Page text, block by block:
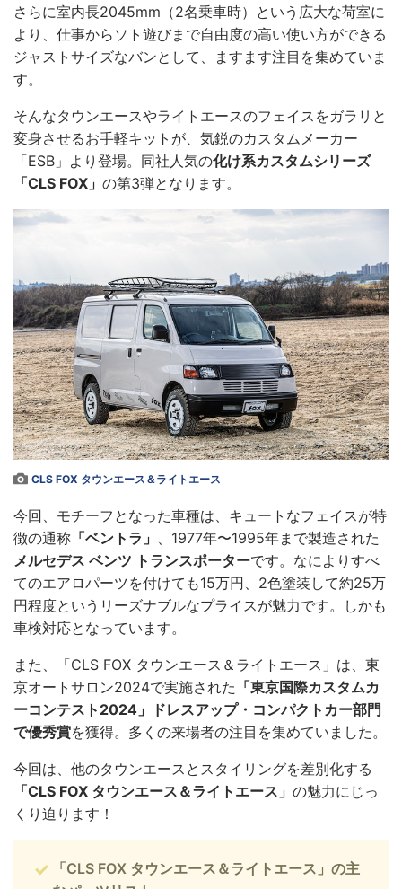
さらに室内長2045mm（2名乗車時）という広大な荷室に
より、仕事からソト遊びまで自由度の高い使い方ができる
ジャストサイズなバンとして、ますます注目を集めていま
す。
そんなタウンエースやライトエースのフェイスをガラリと
変身させるお手軽キットが、気鋭のカスタムメーカー
「ESB」より登場。同社人気の化け系カスタムシリーズ
「CLS FOX」 の第3弾となります。
CLS FOX タウンエース＆ライトエース
今回、モチーフとなった車種は、キュートなフェイスが特
徴の通称 「ベントラ」
、1977年〜1995年まで製造された
メルセデス ベンツ トランスポーターです。なによりすべ
てのエアロパーツを付けても15万円、2色塗装して約25万
円程度というリーズナブルなプライスが魅力です。しかも
車検対応となっています。
また、「CLS FOX タウンエース＆ライトエース」は、東
京オートサロン2024で実施された 「東京国際カスタムカ
ーコンテスト2024」ドレスアップ・コンパクトカー部門
で優秀賞を獲得。多くの来場者の注目を集めていました。
今回は、他のタウンエースとスタイリングを差別化する
「CLS FOX タウンエース＆ライトエース」 の魅力にじっ
くり迫ります！
「CLS FOX タウンエース＆ライトエース」の主